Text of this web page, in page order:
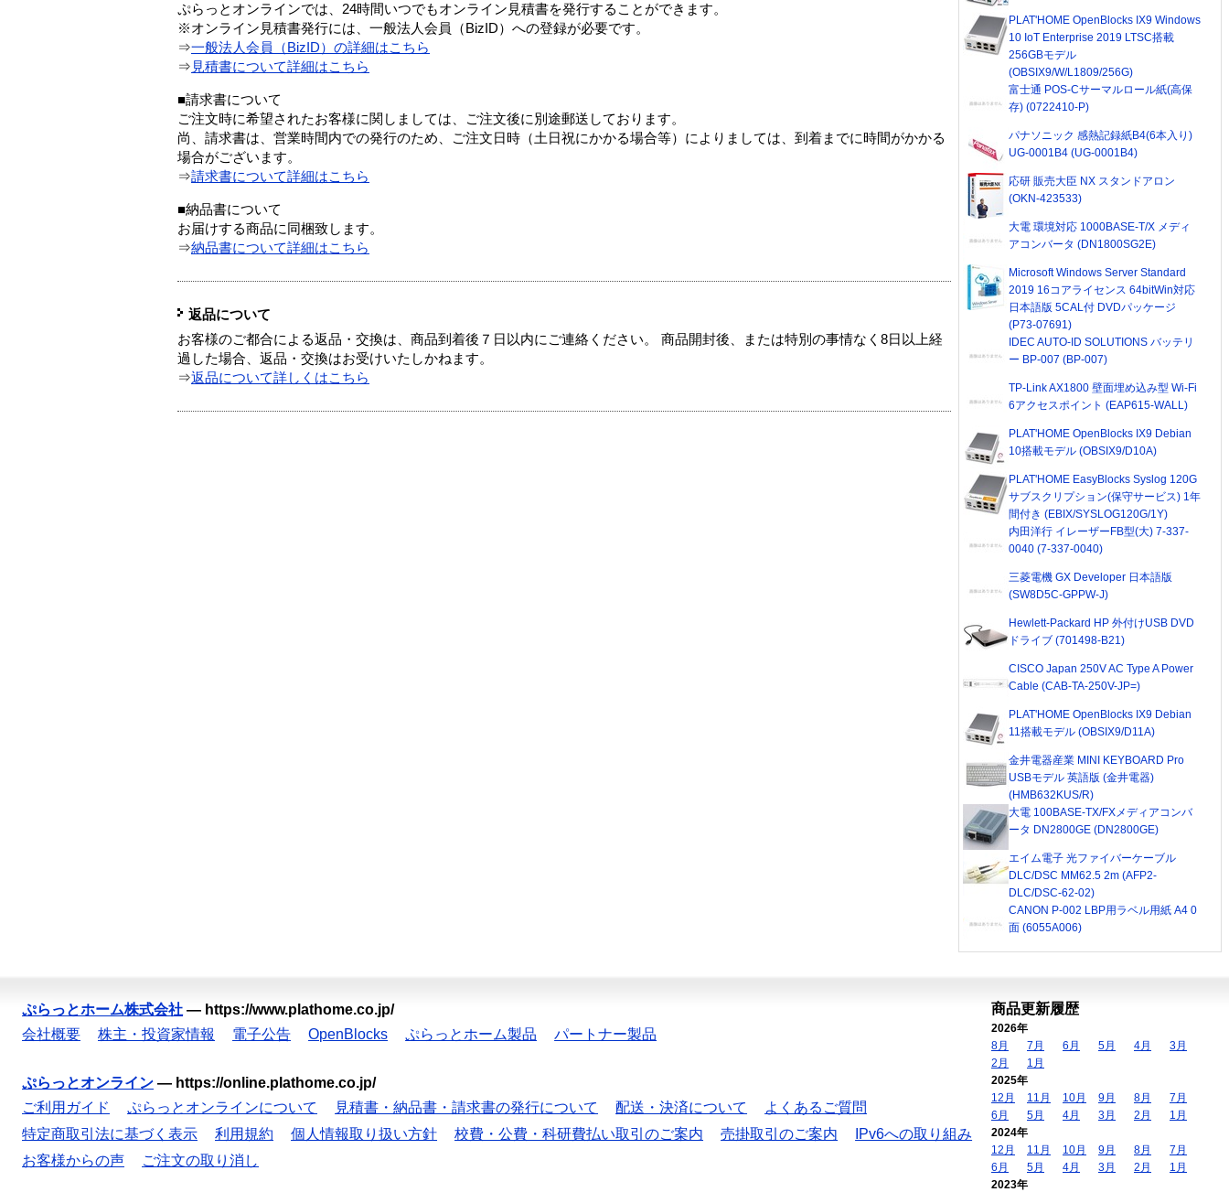
ぷらっとオンラインでは、24時間いつでもオンライン見積書を発行することができます。
※オンライン見積書発行には、一般法人会員（BizID）への登録が必要です。
⇒一般法人会員（BizID）の詳細はこちら
⇒ 見積書について詳細はこちら
■請求書について
ご注文時に希望されたお客様に関しましては、ご注文後に別途郵送しております。
尚、請求書は、営業時間内での発行のため、ご注文日時（土日祝にかかる場合等）によりましては、到着までに時間がかかる
場合がございます。
⇒請求書について詳細はこちら
■納品書について
お届けする商品に同梱致します。
⇒納品書について詳細はこちら
返品について
お客様のご都合による返品・交換は、商品到着後７日以内にご連絡ください。 商品開封後、または特別の事情なく8日以上経
過した場合、返品・交換はお受けいたしかねます。
⇒返品について詳しくはこちら
PLAT'HOME OpenBlocks IX9 Windows
10 IoT Enterprise 2019 LTSC搭載
256GBモデル
(OBSIX9/W/L1809/256G)
富士通 POS-Cサーマルロール紙(高保
存) (0722410-P)
パナソニック 感熱記録紙B4(6本入り)
UG-0001B4 (UG-0001B4)
応研 販売大臣 NX スタンドアロン
(OKN-423533)
大電 環境対応 1000BASE-T/X メディ
アコンバータ (DN1800SG2E)
Microsoft Windows Server Standard
2019 16コアライセンス 64bitWin対応
日本語版 5CAL付 DVDパッケージ
(P73-07691)
IDEC AUTO-ID SOLUTIONS バッテリ
ー BP-007 (BP-007)
TP-Link AX1800 壁面埋め込み型 Wi-Fi
6アクセスポイント (EAP615-WALL)
PLAT'HOME OpenBlocks IX9 Debian
10搭載モデル (OBSIX9/D10A)
PLAT'HOME EasyBlocks Syslog 120G
サブスクリプション(保守サービス) 1年
間付き (EBIX/SYSLOG120G/1Y)
内田洋行 イレーザーFB型(大) 7-337-
0040 (7-337-0040)
三菱電機 GX Developer 日本語版
(SW8D5C-GPPW-J)
Hewlett-Packard HP 外付けUSB DVD
ドライブ (701498-B21)
CISCO Japan 250V AC Type A Power
Cable (CAB-TA-250V-JP=)
PLAT'HOME OpenBlocks IX9 Debian
11搭載モデル (OBSIX9/D11A)
金井電器産業 MINI KEYBOARD Pro
USBモデル 英語版 (金井電器)
(HMB632KUS/R)
大電 100BASE-TX/FXメディアコンバ
ータ DN2800GE (DN2800GE)
エイム電子 光ファイバーケーブル
DLC/DSC MM62.5 2m (AFP2-
DLC/DSC-62-02)
CANON P-002 LBP用ラベル用紙 A4 0
面 (6055A006)
ぷらっとホーム株式会社 — https://www.plathome.co.jp/
会社概要
株主・投資家情報 電子公告 OpenBlocks ぷらっとホーム製品 パートナー製品
ぷらっとオンライン — https://online.plathome.co.jp/
ご利用ガイド
ぷらっとオンラインについて 見積書・納品書・請求書の発行について 配送・決済について
よくあるご質問
特定商取引法に基づく表示
利用規約 個人情報取り扱い方針 校費・公費・科研費払い取引のご案内 売掛取引のご案内
IPv6への取り組み
お客様からの声
ご注文の取り消し
商品更新履歴
2026年
8月
7月 6月 5月 4月
3月
2月
1月
2025年
12月
11月 10月 9月 8月
7月
6月
5月 4月 3月 2月
1月
2024年
12月
11月 10月 9月 8月
7月
6月
5月 4月 3月 2月
1月
2023年